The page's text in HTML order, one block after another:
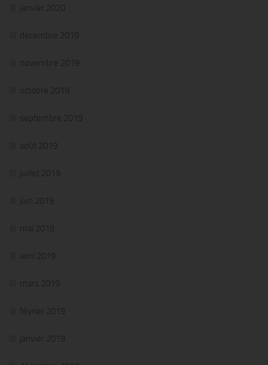
janvier 2020
décembre 2019
novembre 2019
octobre 2019
septembre 2019
août 2019
juillet 2019
juin 2019
mai 2019
avril 2019
mars 2019
février 2019
janvier 2019